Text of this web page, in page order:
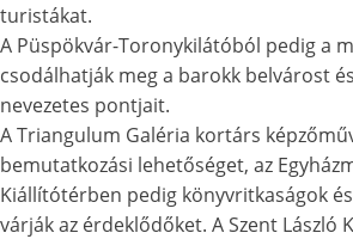
turistákat.
A Püspökvár-Toronykilátóból pedig a
csodálhatják meg a barokk belvárost
nevezetes pontjait.
A Triangulum Galéria kortárs
bemutatkozási lehetőséget, az
Kiállítótérben pedig könyvritkaságok
várják az érdeklődőket. A Szent László